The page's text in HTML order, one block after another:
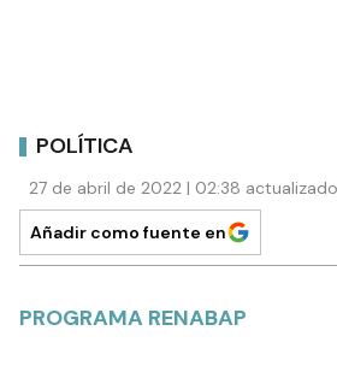
POLÍTICA
27 de abril de 2022 | 02:38
Añadir como fuente en
PROGRAMA RENABAP